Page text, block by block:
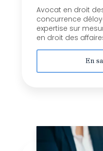
Avocat en droit
concurrence
expertise sur
en droit des
En